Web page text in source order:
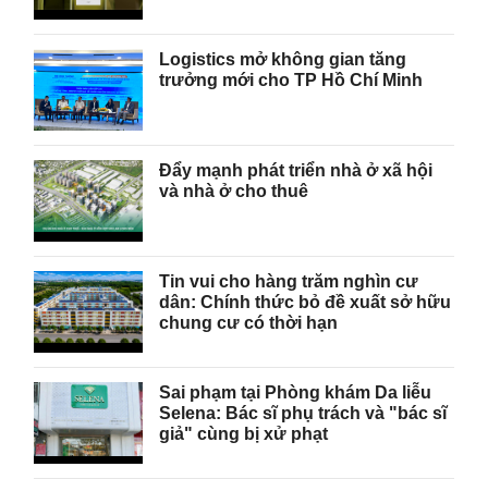
Logistics mở không gian tăng
trưởng mới cho TP Hồ Chí Minh
Đẩy mạnh phát triển nhà ở xã hội
và nhà ở cho thuê
Tin vui cho hàng trăm nghìn cư
dân: Chính thức bỏ đề xuất sở hữu
chung cư có thời hạn
Sai phạm tại Phòng khám Da liễu
Selena: Bác sĩ phụ trách và "bác sĩ
giả" cùng bị xử phạt